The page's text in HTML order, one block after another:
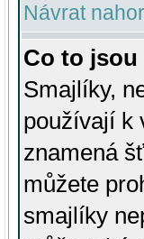
Návrat
Co to
Smajlíky,
používají k
znamená
můžete
smajlíky